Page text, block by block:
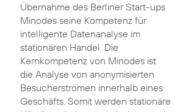
Übernahme des Berliner Start-ups
Minodes seine Kompetenz für
intelligente Datenanalyse im
stationären Handel. Die
Kernkompetenz von Minodes ist
die Analyse von anonymisierten
Besucherströmen innerhalb eines
Geschäfts. Somit werden stationäre